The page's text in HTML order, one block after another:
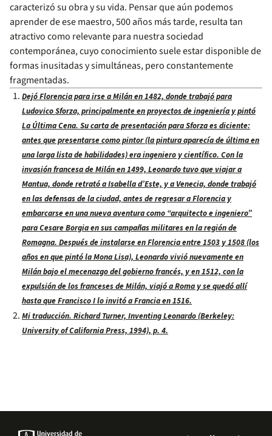
caracterizó su obra y su vida. Pensar que aún podemos
aprender de ese maestro, 500 años más tarde, resulta tan
atractivo como relevante para nuestra sociedad
contemporánea, cuyo conocimiento suele estar disponible de
formas inusitadas y simultáneas, pero constantemente
fragmentadas.
Dejó Florencia para irse a Milán en 1482, donde trabajó para
Ludovico Sforza, principalmente en proyectos de ingeniería y pintó
La Última Cena. Su carta de presentación para Sforza es diciente:
antes que presentarse como pintor (la pintura aparecía de última en
una larga lista de habilidades) era ingeniero y científico. Con la
invasión francesa de Milán en 1499, Leonardo tuvo que viajar a
Mantua, donde retrató a Isabella d’Este, y a Venecia, donde trabajó
en las defensas de la ciudad, antes de regresar a Florencia y
embarcarse en una nueva aventura como “arquitecto e ingeniero”
para Cesare Borgia en sus campañas militares en la región de
Romagna. Después de instalarse en Florencia entre 1503 y 1508 (los
años en que pintó la Mona Lisa), Leonardo vivió nuevamente en
Milán bajo el mecenazgo del gobierno francés, y en 1512, con la
expulsión de los franceses de Milán, viajó a Roma y se quedó allí
hasta que Francisco I lo invitó a Francia en 1516.
Mi traducción. Richard Turner, Inventing Leonardo (Berkeley:
University of California Press, 1994), p. 4.